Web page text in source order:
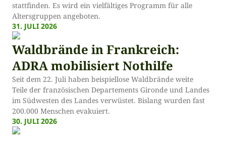
stattfinden. Es wird ein vielfältiges Programm für alle
Altersgruppen angeboten.
31. JULI 2026
Waldbrände in Frankreich:
ADRA mobilisiert Nothilfe
Seit dem 22. Juli haben beispiellose Waldbrände weite
Teile der französischen Departements Gironde und Landes
im Südwesten des Landes verwüstet. Bislang wurden fast
200.000 Menschen evakuiert.
30. JULI 2026